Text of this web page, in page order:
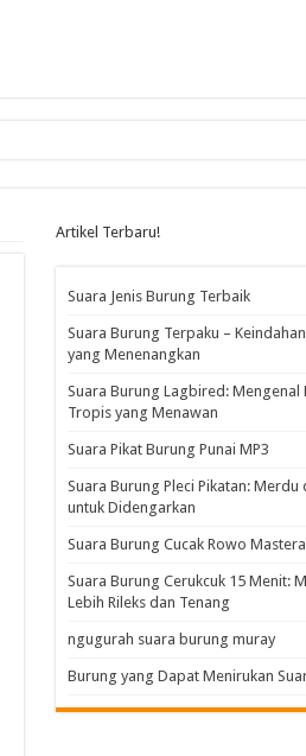
Artikel Terbaru!
Suara Jenis Burung Terbaik
Suara Burung Terpaku –
yang Menenangkan
Suara Burung Lagbired: Mengenal
Tropis yang Menawan
Suara Pikat Burung Punai MP3
Suara Burung Pleci Pikatan: Merdu
untuk Didengarkan
Suara Burung Cucak Rowo
Suara Burung Cerukcuk 15 Menit:
Lebih Rileks dan Tenang
ngugurah suara burung muray
Burung yang Dapat Menirukan